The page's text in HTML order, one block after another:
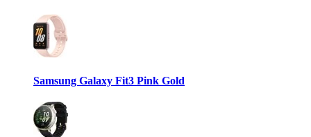
Samsung Galaxy Fit3 Pink Gold